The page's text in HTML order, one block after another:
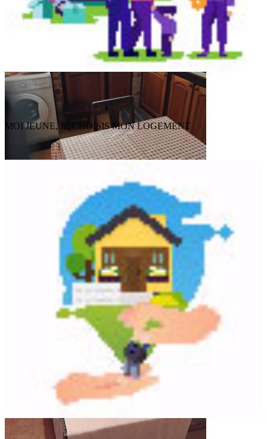
MOI JEUNE, JE CHOISIS MON LOGEMENT